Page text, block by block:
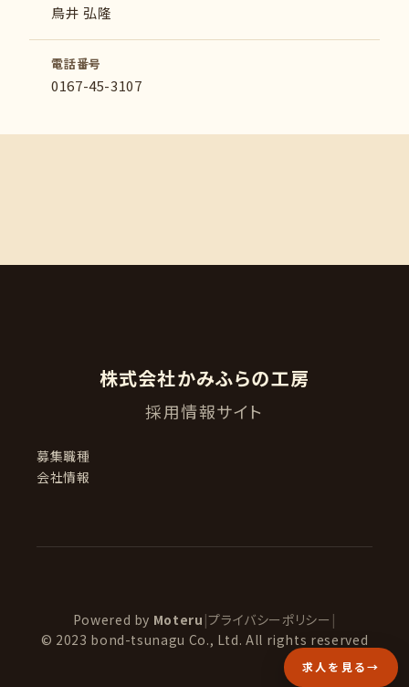
鳥井 弘隆
電話番号
0167-45-3107
求人を見る →
株式会社かみふらの工房
採用情報サイト
募集職種
会社情報
Powered by Moteru |プライバシーポリシー |
© 2023 bond-tsunagu Co., Ltd. All rights reserved